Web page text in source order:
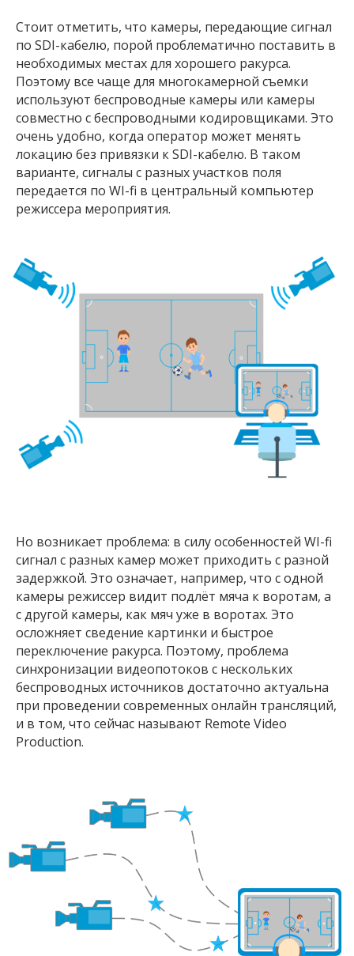
Стоит отметить, что камеры, передающие сигнал
по SDI-кабелю, порой проблематично поставить в
необходимых местах для хорошего ракурса.
Поэтому все чаще для многокамерной съемки
используют беспроводные камеры или камеры
совместно с беспроводными кодировщиками. Это
очень удобно, когда оператор может менять
локацию без привязки к SDI-кабелю. В таком
варианте, сигналы с разных участков поля
передается по WI-fi в центральный компьютер
режиссера мероприятия.
Но возникает проблема: в силу особенностей WI-fi
сигнал с разных камер может приходить с разной
задержкой. Это означает, например, что с одной
камеры режиссер видит подлёт мяча к воротам, а
с другой камеры, как мяч уже в воротах. Это
осложняет сведение картинки и быстрое
переключение ракурса. Поэтому, проблема
синхронизации видеопотоков с нескольких
беспроводных источников достаточно актуальна
при проведении современных онлайн трансляций,
и в том, что сейчас называют Remote Video
Production.